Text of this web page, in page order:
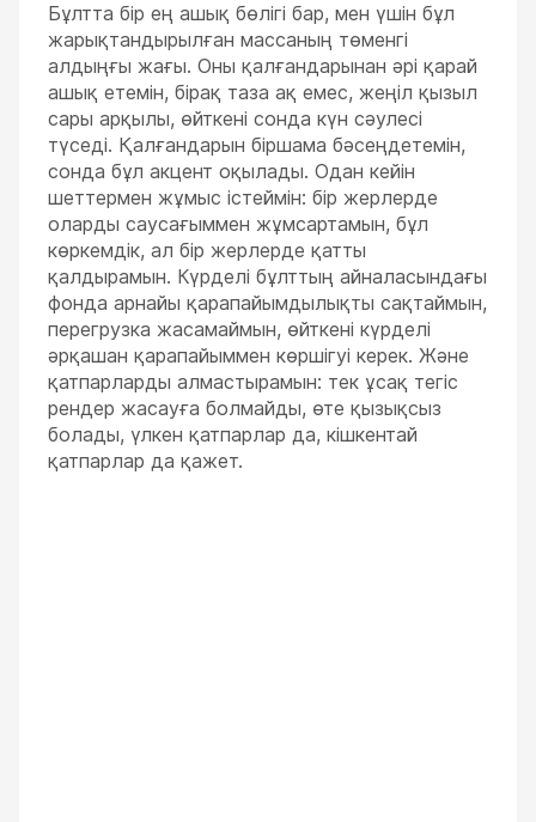
Бұлтта бір ең ашық бөлігі бар, мен үшін бұл
жарықтандырылған массаның төменгі
алдыңғы жағы. Оны қалғандарынан әрі қарай
ашық етемін, бірақ таза ақ емес, жеңіл қызыл
сары арқылы, өйткені сонда күн сәулесі
түседі. Қалғандарын біршама бәсеңдетемін,
сонда бұл акцент оқылады. Одан кейін
шеттермен жұмыс істеймін: бір жерлерде
оларды саусағыммен жұмсартамын, бұл
көркемдік, ал бір жерлерде қатты
қалдырамын. Күрделі бұлттың айналасындағы
фонда арнайы қарапайымдылықты сақтаймын,
перегрузка жасамаймын, өйткені күрделі
әрқашан қарапайыммен көршігуі керек. Және
қатпарларды алмастырамын: тек ұсақ тегіс
рендер жасауға болмайды, өте қызықсыз
болады, үлкен қатпарлар да, кішкентай
қатпарлар да қажет.